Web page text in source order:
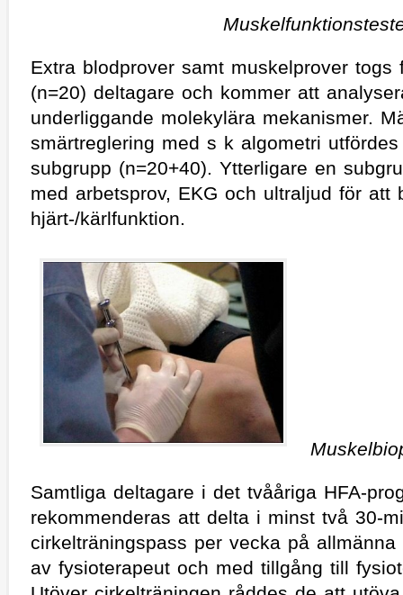
Extra blodprover samt muskelprover togs
(n=20) deltagare och kommer att
underliggande molekylära mekanismer.
smärtreglering med s k algometri
subgrupp (n=20+40). Ytterligare en
med arbetsprov, EKG och ultraljud för att
hjärt-/kärlfunktion.
Samtliga deltagare i det tvååriga HFA-
rekommenderas att delta i minst två 30-
cirkelträningspass per vecka på
av fysioterapeut och med tillgång till